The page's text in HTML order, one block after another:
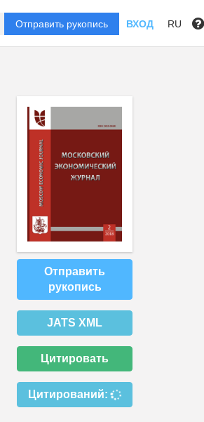
Отправить рукопись ВХОД RU
Отправить
рукопись
JATS XML
Цитировать
Цитирований: